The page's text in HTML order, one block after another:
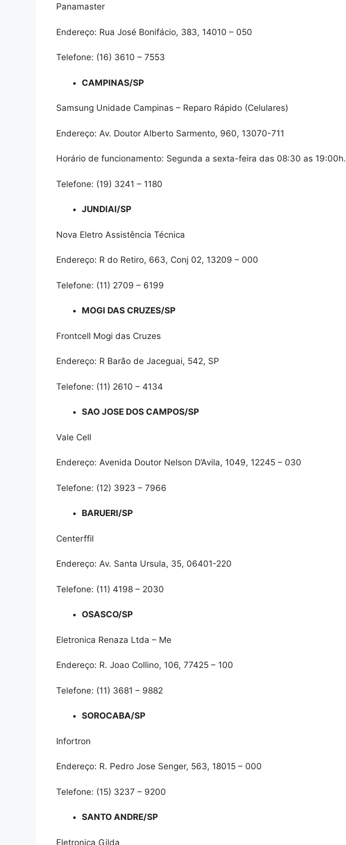
Panamaster
Endereço: Rua José Bonifácio, 383, 14010 – 050
Telefone: (16) 3610 – 7553
CAMPINAS/SP
Samsung Unidade Campinas – Reparo Rápido (Celulares)
Endereço: Av. Doutor Alberto Sarmento, 960, 13070-711
Horário de funcionamento: Segunda a sexta-feira das 08:30 as 19:00h.
Telefone: (19) 3241 – 1180
JUNDIAI/SP
Nova Eletro Assistência Técnica
Endereço: R do Retiro, 663, Conj 02, 13209 – 000
Telefone: (11) 2709 – 6199
MOGI DAS CRUZES/SP
Frontcell Mogi das Cruzes
Endereço: R Barão de Jaceguai, 542, SP
Telefone: (11) 2610 – 4134
SAO JOSE DOS CAMPOS/SP
Vale Cell
Endereço: Avenida Doutor Nelson D’Avila, 1049, 12245 – 030
Telefone: (12) 3923 – 7966
BARUERI/SP
Centerffil
Endereço: Av. Santa Ursula, 35, 06401-220
Telefone: (11) 4198 – 2030
OSASCO/SP
Eletronica Renaza Ltda – Me
Endereço: R. Joao Collino, 106, 77425 – 100
Telefone: (11) 3681 – 9882
SOROCABA/SP
Infortron
Endereço: R. Pedro Jose Senger, 563, 18015 – 000
Telefone: (15) 3237 – 9200
SANTO ANDRE/SP
Eletronica Gilda